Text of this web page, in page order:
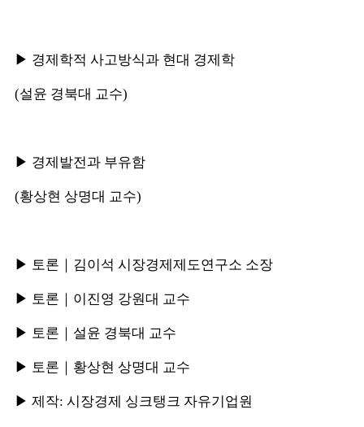
▶ 경제학적 사고방식과 현대 경제학
(설윤 경북대 교수)
▶ 경제발전과 부유함
(황상현 상명대 교수)
▶ 토론｜김이석 시장경제제도연구소 소장
▶ 토론｜이진영 강원대 교수
▶ 토론｜설윤 경북대 교수
▶ 토론｜황상현 상명대 교수
▶ 제작: 시장경제 싱크탱크 자유기업원